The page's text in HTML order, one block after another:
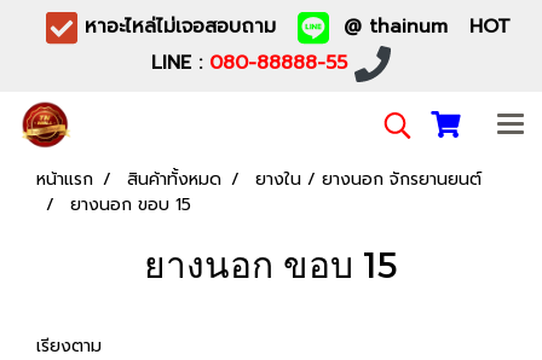
หาอะไหล่ไม่เจอสอบถาม
@ thainum HOT
LINE : 080-88888-55
หน้าแรก สินค้าทั้งหมด
ยางใน / ยางนอก จักรยานยนต์
ยางนอก ขอบ 15
ยางนอก ขอบ 15
เรียงตาม